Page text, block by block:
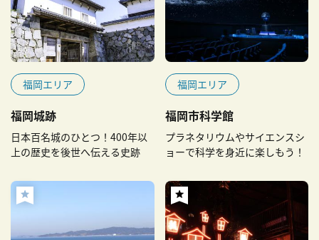
福岡エリア
福岡城跡
日本百名城のひとつ！400年以
上の歴史を後世へ伝える史跡
福岡エリア
福岡市科学館
プラネタリウムやサイエンスシ
ョーで科学を身近に楽しもう！